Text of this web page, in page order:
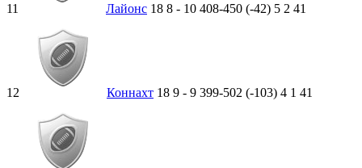
11 Лайонс 18 8 - 10 408-450 (-42) 5 2 41
12 Коннахт 18 9 - 9 399-502 (-103) 4 1 41